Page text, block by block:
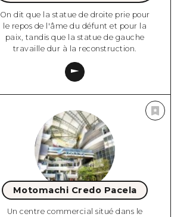
On dit que la statue de droite prie pour
le repos de l'âme du défunt et pour la
paix, tandis que la statue de gauche
travaille dur à la reconstruction.
Motomachi Credo Pacela
Un centre commercial situé dans le